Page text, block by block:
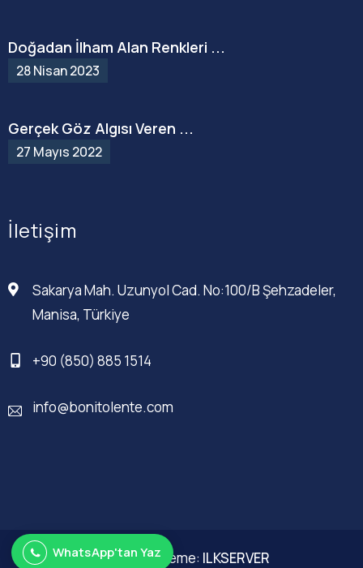
Doğadan İlham Alan Renkleri ...
28 Nisan 2023
Gerçek Göz Algısı Veren ...
27 Mayıs 2022
İletişim
Sakarya Mah. Uzunyol Cad. No:100/B Şehzadeler,
Manisa, Türkiye
+90 (850) 885 1514
info@bonitolente.com
Web Düzenleme: ILKSERVER
WhatsApp'tan Yaz